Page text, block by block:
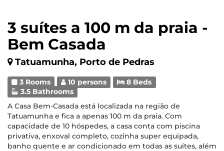
3 suítes a 100 m da praia -
Bem Casada
Tatuamunha, Porto de Pedras
3 Rooms 10 persons
8 Beds
3.5 Bathrooms
A Casa Bem-Casada está localizada na região de
Tatuamunha e fica a apenas 100 m da praia. Com
capacidade de 10 hóspedes, a casa conta com piscina
privativa, enxoval completo, cozinha super equipada,
banho quente e ar condicionado em todas as suítes, além